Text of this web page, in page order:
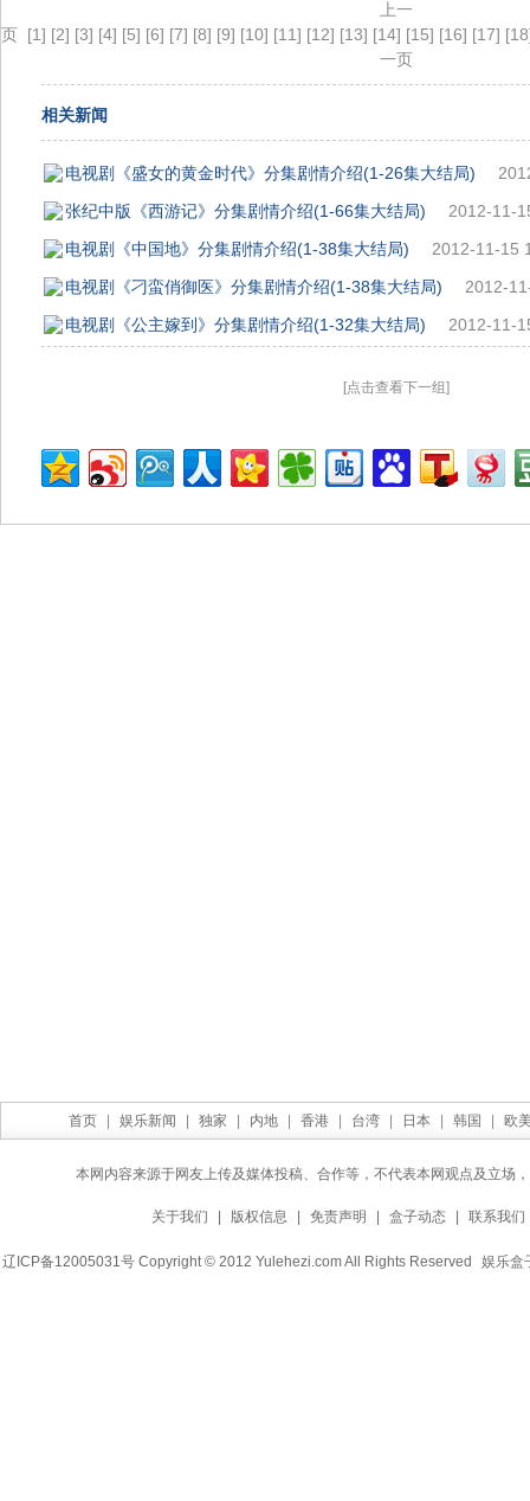
上一
页 [1] [2] [3] [4] [5] [6] [7] [8] [9] [10] [11] [12] [13] [14] [15] [16] [17]
一页
相关新闻
电视剧《盛女的黄金时代》分集剧情介绍(1-26集大结局)
张纪中版《西游记》分集剧情介绍(1-66集大结局)
2012-11-
电视剧《中国地》分集剧情介绍(1-38集大结局)
2012-11-15
电视剧《刁蛮俏御医》分集剧情介绍(1-38集大结局)
2012-
电视剧《公主嫁到》分集剧情介绍(1-32集大结局)
2012-11-
[点击查看下一组]
首页 娱乐新闻 独家 内地 香港 台湾 日本 韩国 欧
本网内容来源于网友上传及媒体投稿、合作等，不代表本网观点及立场
关于我们 版权信息 免责声明 盒子动态 联系我们
辽ICP备12005031号 Copyright © 2012 Yulehezi.com All Rights Reserved 娱乐盒